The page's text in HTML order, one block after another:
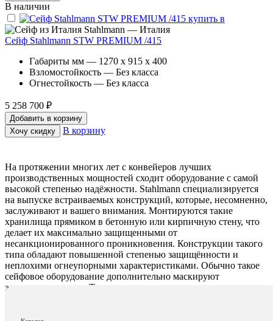
В наличии
Stahlmann — Италия
Сейф Stahlmann STW PREMIUM /415
Габариты мм — 1270 x 915 x 400
Взломостойкость — Без класса
Огнестойкость — Без класса
5 258 700 ₽
Добавить в корзину
Хочу скидку
В корзину
На протяжении многих лет с конвейеров лучших
производственных мощностей сходит оборудование с самой
высокой степенью надёжности. Stahlmann специализируется
на выпуске встраиваемых конструкций, которые, несомненно,
заслуживают и вашего внимания. Монтируются такие
хранилища прямиком в бетонную или кирпичную стену, что
делает их максимально защищенными от
несанкционированного проникновения. Конструкции такого
типа обладают повышенной степенью защищённости и
неплохими огнеупорными характеристиками. Обычно такое
сейфовое оборудование дополнительно маскируют
элементами декора. Так как дверь плотно прилегает к стенкам